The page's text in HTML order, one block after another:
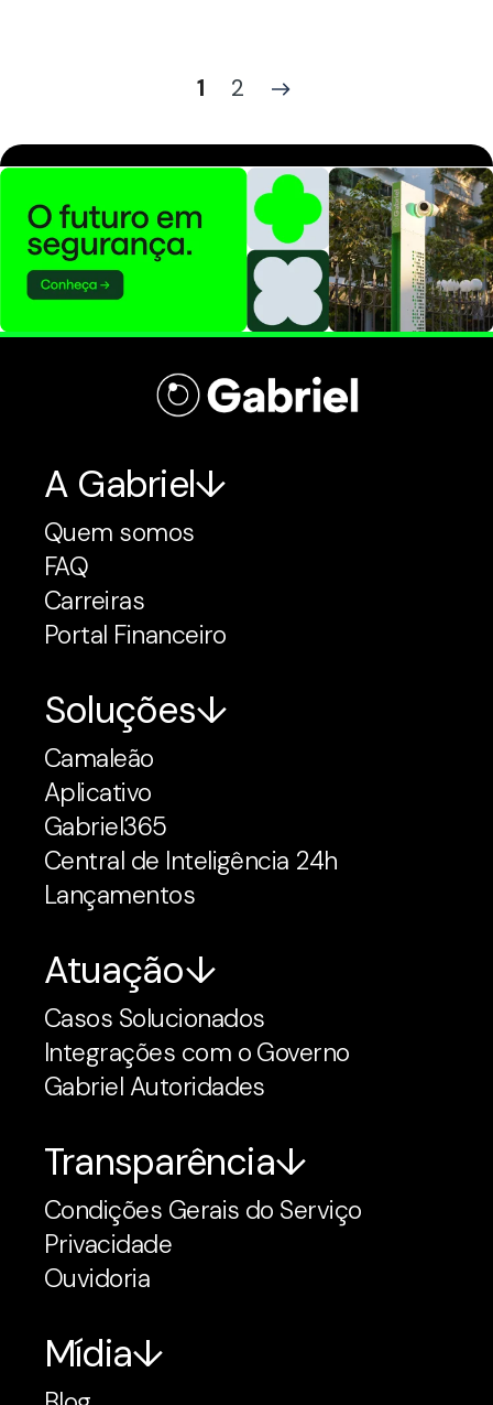
1 2
A Gabriel
Quem somos
FAQ
Carreiras
Portal Financeiro
Soluções
Camaleão
Aplicativo
Gabriel365
Central de Inteligência 24h
Lançamentos
Atuação
Casos Solucionados
Integrações com o Governo
Gabriel Autoridades
Transparência
Condições Gerais do Serviço
Privacidade
Ouvidoria
Mídia